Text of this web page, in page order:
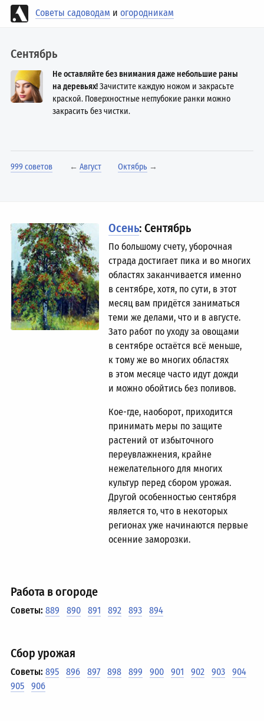
Советы садоводам иогородникам
Сентябрь
Не оставляйте без внимания даже небольшие раны
на деревьях!Зачистите каждую ножом и закрасьте
краской. Поверхностные неглубокие ранки можно
закрасить без чистки.
999 советов ← Август Октябрь →
Осень: Сентябрь
По большому счету, уборочная
страда достигает пика и во многих
областях заканчивается именно
в сентябре, хотя, по сути, в этот
месяц вам придётся заниматься
теми же делами, что и в августе.
Зато работ по уходу за овощами
в сентябре остаётся всё меньше,
к тому же во многих областях
в этом месяце часто идут дожди
и можно обойтись без поливов.
Кое-где, наоборот, приходится
принимать меры по защите
растений от избыточного
переувлажнения, крайне
нежелательного для многих
культур перед сбором урожая.
Другой особенностью сентября
является то, что в некоторых
регионах уже начинаются первые
осенние заморозки.
Работа в огороде
Советы:889 890 891 892 893 894
Сбор урожая
Советы:895 896 897 898 899 900 901 902 903
904
905
906